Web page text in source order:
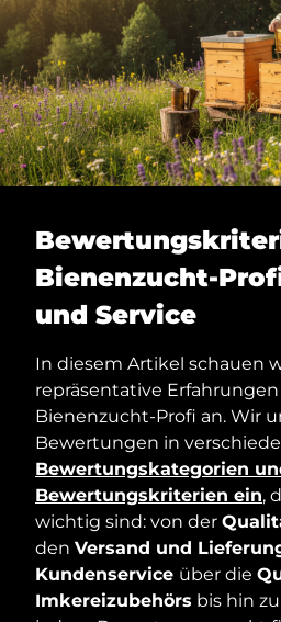
Bienenzucht-
und Service
In diesem Artikel schauen
repräsentative
Bienenzucht-Profi an. Wir
Bewertungen in
Bewertungskategorien
Bewertungskriterien ein,
wichtig sind: von der
den Versand und
Kundenservice über die
Imkereizubehörs bis hin